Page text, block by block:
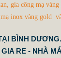
VNĐ
CONG BON
gia công mạ vàng
inox vàng gold
BÌNH
RE - NHÀ